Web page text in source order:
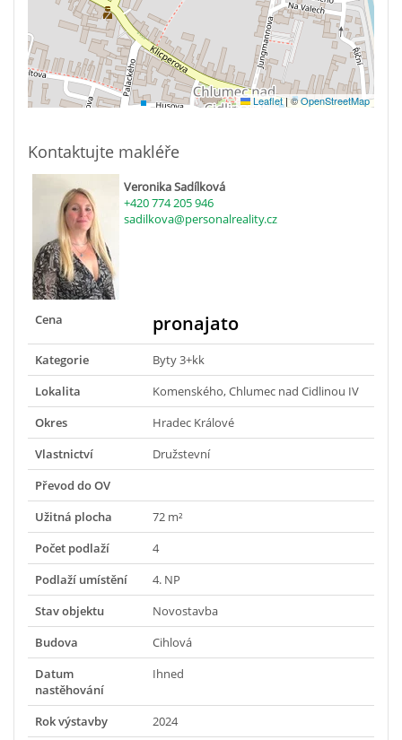
Leaflet|©OpenStreetMap
Kontaktujte makléře
Veronika Sadílková
+420 774 205 946
sadilkova@personalreality.cz
Cena pronajato
Kategorie
Byty 3+kk
Lokalita
Komenského, Chlumec nad Cidlinou IV
Okres
Hradec Králové
Vlastnictví
Družstevní
Převod do OV
Užitná plocha
72 m²
Počet podlaží
4
Podlaží umístění
4. NP
Stav objektu
Novostavba
Budova
Cihlová
Datum
nastěhování
Ihned
Rok výstavby 2024